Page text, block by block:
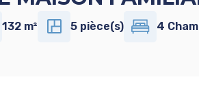
132 m² 5 pièce(s) 4